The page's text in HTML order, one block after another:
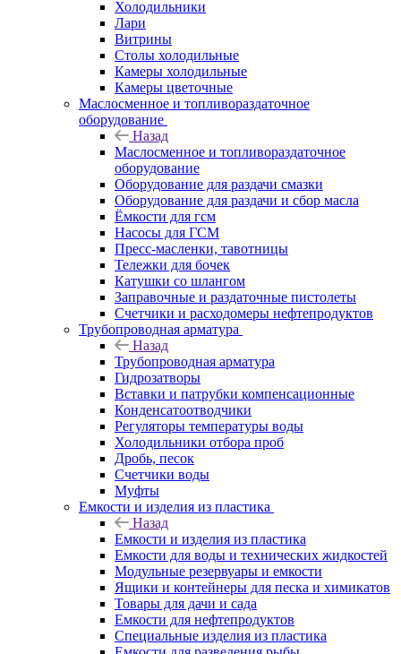
Холодильники
Лари
Витрины
Столы холодильные
Камеры холодильные
Камеры цветочные
Маслосменное и топливораздаточное
оборудование
Назад
Маслосменное и топливораздаточное
оборудование
Оборудование для раздачи смазки
Оборудование для раздачи и сбор масла
Ёмкости для гсм
Насосы для ГСМ
Пресс-масленки, тавотницы
Тележки для бочек
Катушки со шлангом
Заправочные и раздаточные пистолеты
Счетчики и расходомеры нефтепродуктов
Трубопроводная арматура
Назад
Трубопроводная арматура
Гидрозатворы
Вставки и патрубки компенсационные
Конденсатоотводчики
Регуляторы температуры воды
Холодильники отбора проб
Дробь, песок
Счетчики воды
Муфты
Емкости и изделия из пластика
Назад
Емкости и изделия из пластика
Емкости для воды и технических жидкостей
Модульные резервуары и емкости
Ящики и контейнеры для песка и химикатов
Товары для дачи и сада
Емкости для нефтепродуктов
Специальные изделия из пластика